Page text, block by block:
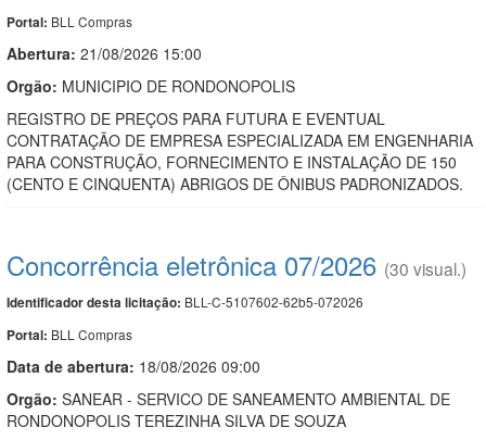
Portal: BLL Compras
Abertura: 21/08/2026 15:00
Orgão: MUNICIPIO DE RONDONOPOLIS
REGISTRO DE PREÇOS PARA FUTURA E EVENTUAL
CONTRATAÇÃO DE EMPRESA ESPECIALIZADA EM ENGENHARIA
PARA CONSTRUÇÃO, FORNECIMENTO E INSTALAÇÃO DE 150
(CENTO E CINQUENTA) ABRIGOS DE ÔNIBUS PADRONIZADOS.
Concorrência eletrônica 07/2026 (30 visual.)
Identificador desta licitação: BLL-C-5107602-62b5-072026
Portal: BLL Compras
Data de abertura: 18/08/2026 09:00
Orgão: SANEAR - SERVICO DE SANEAMENTO AMBIENTAL DE
RONDONOPOLIS TEREZINHA SILVA DE SOUZA